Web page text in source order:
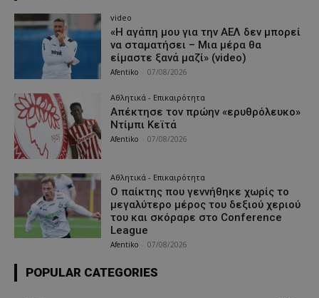
video
«Η αγάπη μου για την ΑΕΛ δεν μπορεί
να σταματήσει – Μια μέρα θα
είμαστε ξανά μαζί» (video)
Afentiko 07/08/2026
Αθλητικά - Επικαιρότητα
Απέκτησε τον πρώην «ερυθρόλευκο»
Ντίμπι Κεϊτά
Afentiko 07/08/2026
Αθλητικά - Επικαιρότητα
Ο παίκτης που γεννήθηκε χωρίς το
μεγαλύτερο μέρος του δεξιού χεριού
του και σκόραρε στο Conference
League
Afentiko 07/08/2026
POPULAR CATEGORIES